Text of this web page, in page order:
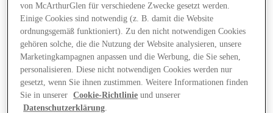
von McArthurGlen für verschiedene Zwecke gesetzt werden.
Einige Cookies sind notwendig (z. B. damit die Website
ordnungsgemäß funktioniert). Zu den nicht notwendigen Cookies
gehören solche, die die Nutzung der Website analysieren, unsere
Marketingkampagnen anpassen und die Werbung, die Sie sehen,
personalisieren. Diese nicht notwendigen Cookies werden nur
gesetzt, wenn Sie ihnen zustimmen. Weitere Informationen finden
Sie in unserer
Cookie-Richtlinie und unserer
Datenschutzerklärung